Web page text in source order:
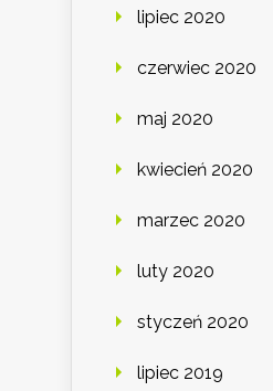
lipiec 2020
czerwiec 2020
maj 2020
kwiecień 2020
marzec 2020
luty 2020
styczeń 2020
lipiec 2019